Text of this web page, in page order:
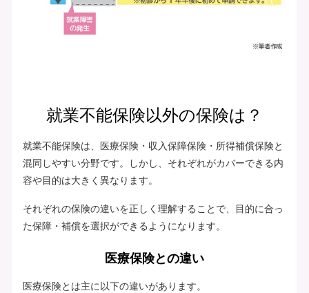
就業不能保険以外の保険は？
就業不能保険は、医療保険・収入保障保険・所得補償保険と
混同しやすい分野です。しかし、それぞれがカバーできる内
容や目的は大きく異なります。
それぞれの保険の違いを正しく理解することで、目的に合っ
た保障・補償を選択ができるようになります。
医療保険との違い
医療保険とは主に以下の違いがあります。